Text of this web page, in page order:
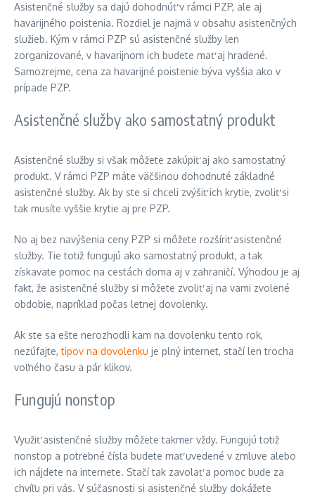
Asistenčné služby sa dajú dohodnúť v rámci PZP, ale aj
havarijného poistenia. Rozdiel je najmä v obsahu asistenčných
služieb. Kým v rámci PZP sú asistenčné služby len
zorganizované, v havarijnom ich budete mať aj hradené.
Samozrejme, cena za havarijné poistenie býva vyššia ako v
prípade PZP.
Asistenčné služby ako samostatný produkt
Asistenčné služby si však môžete zakúpiť aj ako samostatný
produkt. V rámci PZP máte väčšinou dohodnuté základné
asistenčné služby. Ak by ste si chceli zvýšiť ich krytie, zvoliť si
tak musíte vyššie krytie aj pre PZP.
No aj bez navýšenia ceny PZP si môžete rozšíriť asistenčné
služby. Tie totiž fungujú ako samostatný produkt, a tak
získavate pomoc na cestách doma aj v zahraničí. Výhodou je aj
fakt, že asistenčné služby si môžete zvoliť aj na vami zvolené
obdobie, napríklad počas letnej dovolenky.
Ak ste sa ešte nerozhodli kam na dovolenku tento rok,
nezúfajte,tipov na dovolenku je plný internet, stačí len trocha
voľného času a pár klikov.
Fungujú nonstop
Využiť asistenčné služby môžete takmer vždy. Fungujú totiž
nonstop a potrebné čísla budete mať uvedené v zmluve alebo
ich nájdete na internete. Stačí tak zavolať a pomoc bude za
chvíľu pri vás. V súčasnosti si asistenčné služby dokážete